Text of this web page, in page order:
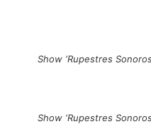
Show ‘Rupestres
Show ‘Rupestres